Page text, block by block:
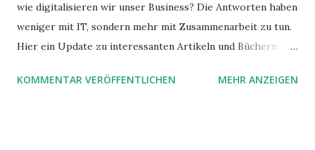
wie digitalisieren wir unser Business? Die Antworten haben
weniger mit IT, sondern mehr mit Zusammenarbeit zu tun.
Hier ein Update zu interessanten Artikeln und Büchern.
Digitalisierung genau bedeutet.
KOMMENTAR VERÖFFENTLICHEN MEHR ANZEIGEN